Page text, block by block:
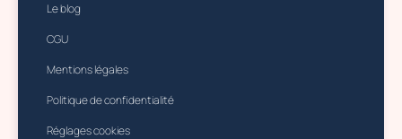
Le blog
CGU
Mentions légales
Politique de confidentialité
Réglages cookies